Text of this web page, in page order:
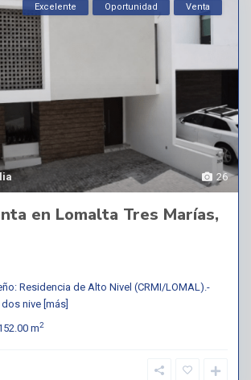
26
Excelente Oportunidad Venta
en Lomalta Tres Marías,
Residencia de Alto Nivel (CRMI/LOMAL).-
nive [más]
m2